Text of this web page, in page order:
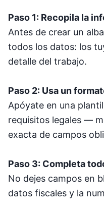
Paso 1: Recopila la
Antes de crear un
todos los datos: los
detalle del trabajo.
Paso 2: Usa un
Apóyate en una
requisitos legales —
exacta de campos
Paso 3: Completa
No dejes campos en
datos fiscales y la